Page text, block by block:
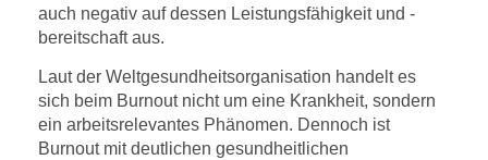
auch negativ auf dessen Leistungsfähigkeit und -
bereitschaft aus.
Laut der Weltgesundheitsorganisation handelt es
sich beim Burnout nicht um eine Krankheit, sondern
ein arbeitsrelevantes Phänomen. Dennoch ist
Burnout mit deutlichen gesundheitlichen